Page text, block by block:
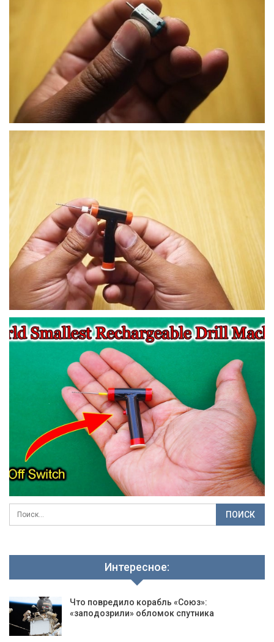
Интересное:
Что повредило корабль «Союз»:
«заподозрили» обломок спутника